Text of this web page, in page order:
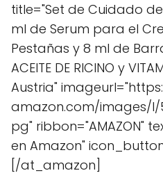
title="Set de Cuidado
ml de Serum para el
Pestañas y 8 ml de
ACEITE DE RICINO y
Austria"
amazon.com/images/I/
pg" ribbon="AMAZON"
en Amazon"
[/at_amazon]